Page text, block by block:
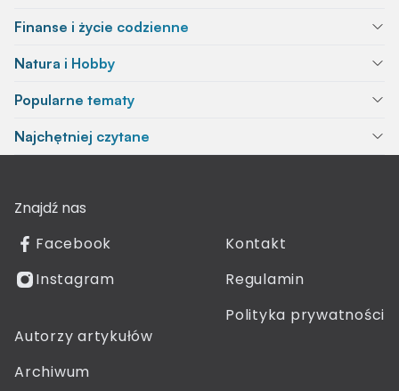
Finanse i życie codzienne
Natura i Hobby
Popularne tematy
Najchętniej czytane
Znajdź nas
Facebook
Instagram
Kontakt
Regulamin
Polityka prywatności
Autorzy artykułów
Archiwum